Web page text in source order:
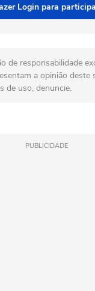
Login para
de responsabilidade
a opinião deste
de uso, denuncie.
PUBLICIDADE